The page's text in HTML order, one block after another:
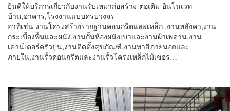
ยินดีให้บริการเกี่ยวกับงานรับเหมาก่อสร้าง-ต่อเติม-อินโนเวท
บ้าน,อาคาร,โรงงานแบบครบวงจร
อาทิเช่น งานโครงสร้างรากฐานคอนกรีตและเหล็ก ,งานหลังคา,งาน
กระเบื้องพื้นและผนัง,งานกั้นห้องผนังเบาและงานฝ้าเพดาน,งาน
เคาน์เตอร์ครัวปูน,งานติดตั้งสุขภัณฑ์,งานทาสีภายนอกและ
ภายใน,งานรั้วคอนกรีตและงานรั้วโครงเหล็กไม้เชอร…